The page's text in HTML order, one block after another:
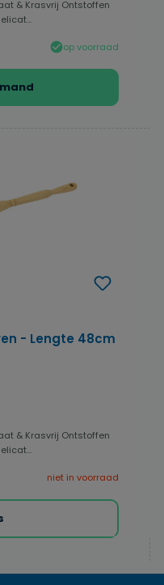
& Krasvrij Ontstoffen
op voorraad
- Lengte 48cm
van 5 sterren
& Krasvrij Ontstoffen
niet in voorraad